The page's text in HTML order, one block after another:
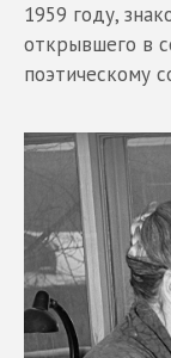
1959 году,
открывшего в
поэтическому